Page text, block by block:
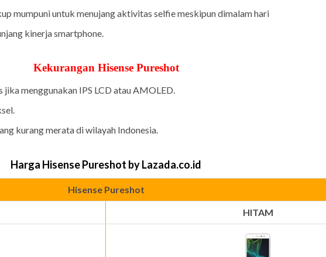
mumpuni untuk menujang aktivitas selfie meskipun dimalam hari
kinerja smartphone.
Kekurangan Hisense Pureshot
menggunakan IPS LCD atau AMOLED.
kurang merata di wilayah Indonesia.
Harga Hisense Pureshot by Lazada.co.id
Hisense Pureshot
HITAM